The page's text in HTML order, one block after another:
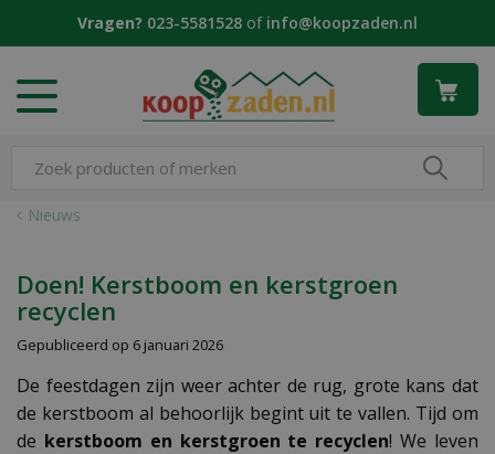
Nieuws
Vragen? 023-5581528 of info@koopzaden.nl
Doen! Kerstboom en kerstgroen
recyclen
Gepubliceerd op 6 januari 2026
De feestdagen zijn weer achter de rug, grote kans dat
de kerstboom al behoorlijk begint uit te vallen. Tijd om
de kerstboom en kerstgroen te recyclen! We leven